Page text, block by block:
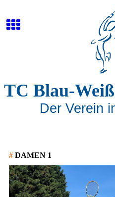
TC Blau-
Der Verein
# DAMEN 1